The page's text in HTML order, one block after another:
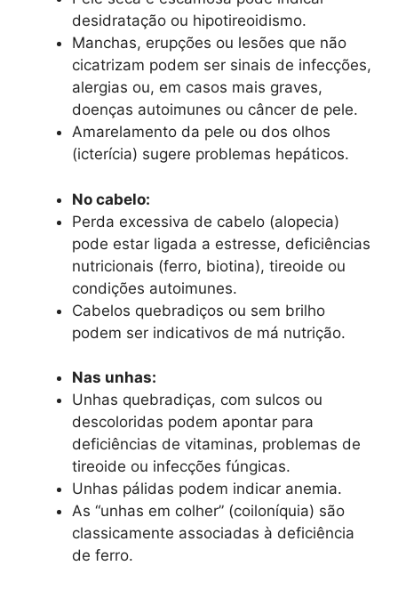
desidratação ou hipotireoidismo.
Manchas, erupções ou lesões que não
cicatrizam podem ser sinais de infecções,
alergias ou, em casos mais graves,
doenças autoimunes ou câncer de pele.
Amarelamento da pele ou dos olhos
(icterícia) sugere problemas hepáticos.
No cabelo:
Perda excessiva de cabelo (alopecia)
pode estar ligada a estresse, deficiências
nutricionais (ferro, biotina), tireoide ou
condições autoimunes.
Cabelos quebradiços ou sem brilho
podem ser indicativos de má nutrição.
Nas unhas:
Unhas quebradiças, com sulcos ou
descoloridas podem apontar para
deficiências de vitaminas, problemas de
tireoide ou infecções fúngicas.
Unhas pálidas podem indicar anemia.
As “unhas em colher” (coiloníquia) são
classicamente associadas à deficiência
de ferro.